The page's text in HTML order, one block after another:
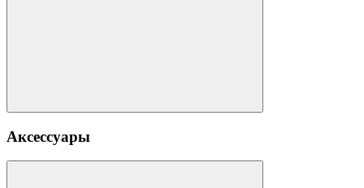
Аксессуары